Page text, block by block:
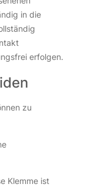
in die
erfolgen.
zu
Klemme ist